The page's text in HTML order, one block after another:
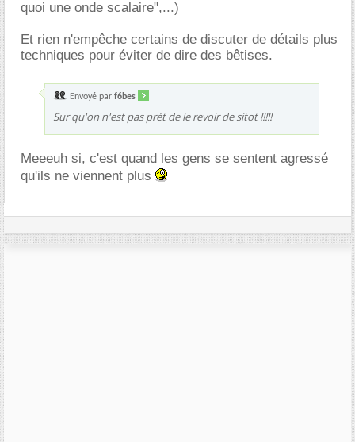
quoi une onde scalaire",...)
Et rien n'empêche certains de discuter de détails plus
techniques pour éviter de dire des bêtises.
Envoyé par f6bes
Sur qu'on n'est pas prét de le revoir de sitot !!!!!
Meeeuh si, c'est quand les gens se sentent agressé
qu'ils ne viennent plus